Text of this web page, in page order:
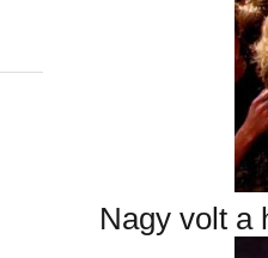
Nagy volt a